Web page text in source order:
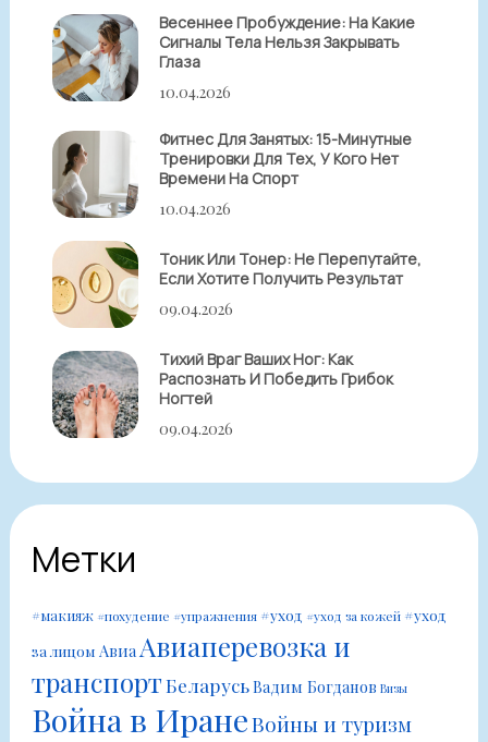
Весеннее Пробуждение: На Какие
Сигналы Тела Нельзя Закрывать
Глаза
10.04.2026
Фитнес Для Занятых: 15-Минутные
Тренировки Для Тех, У Кого Нет
Времени На Спорт
10.04.2026
Тоник Или Тонер: Не Перепутайте,
Если Хотите Получить Результат
09.04.2026
Тихий Враг Ваших Ног: Как
Распознать И Победить Грибок
Ногтей
09.04.2026
Метки
#макияж #похудение #упражнения #уход #уход за кожей #уход
за лицом Авиа Авиаперевозка и
транспортБеларусьВадим Богданов Визы
Война в ИранеВойны и туризм